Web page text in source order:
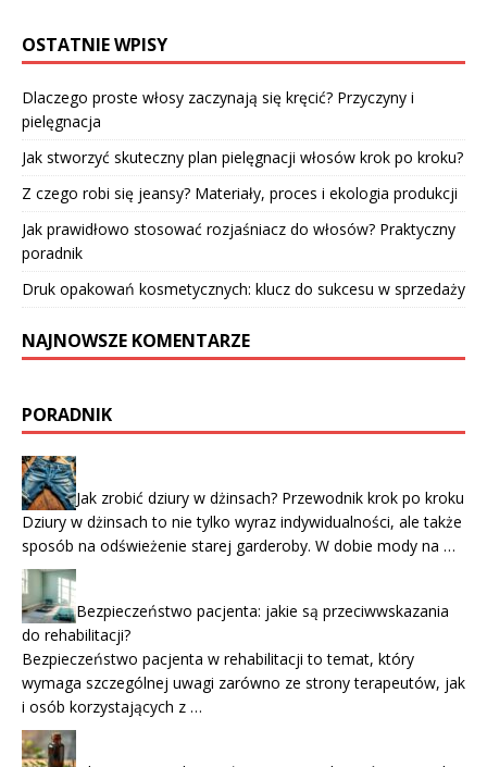
OSTATNIE WPISY
Dlaczego proste włosy zaczynają się kręcić? Przyczyny i
pielęgnacja
Jak stworzyć skuteczny plan pielęgnacji włosów krok po kroku?
Z czego robi się jeansy? Materiały, proces i ekologia produkcji
Jak prawidłowo stosować rozjaśniacz do włosów? Praktyczny
poradnik
Druk opakowań kosmetycznych: klucz do sukcesu w sprzedaży
NAJNOWSZE KOMENTARZE
PORADNIK
Jak zrobić dziury w dżinsach? Przewodnik krok po kroku
Dziury w dżinsach to nie tylko wyraz indywidualności, ale także
sposób na odświeżenie starej garderoby. W dobie mody na …
Bezpieczeństwo pacjenta: jakie są przeciwwskazania
do rehabilitacji?
Bezpieczeństwo pacjenta w rehabilitacji to temat, który
wymaga szczególnej uwagi zarówno ze strony terapeutów, jak
i osób korzystających z …